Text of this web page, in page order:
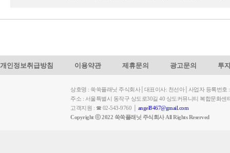
개인정보취급방침 이용약관 제휴문의 광고문의 투
상호명 : 쑥쑥플래닛 주식회사│대표이사: 천선아│사업자 등록번호
주소 : 서울특별시 동작구 상도로30길 40 상도커뮤니티 복합문화
고객지원 : ☎ 02-543-9760 │ angel8467@gmail.com
Copyright ⓒ 2022 쑥쑥플래닛 주식회사 All Rights Reserved